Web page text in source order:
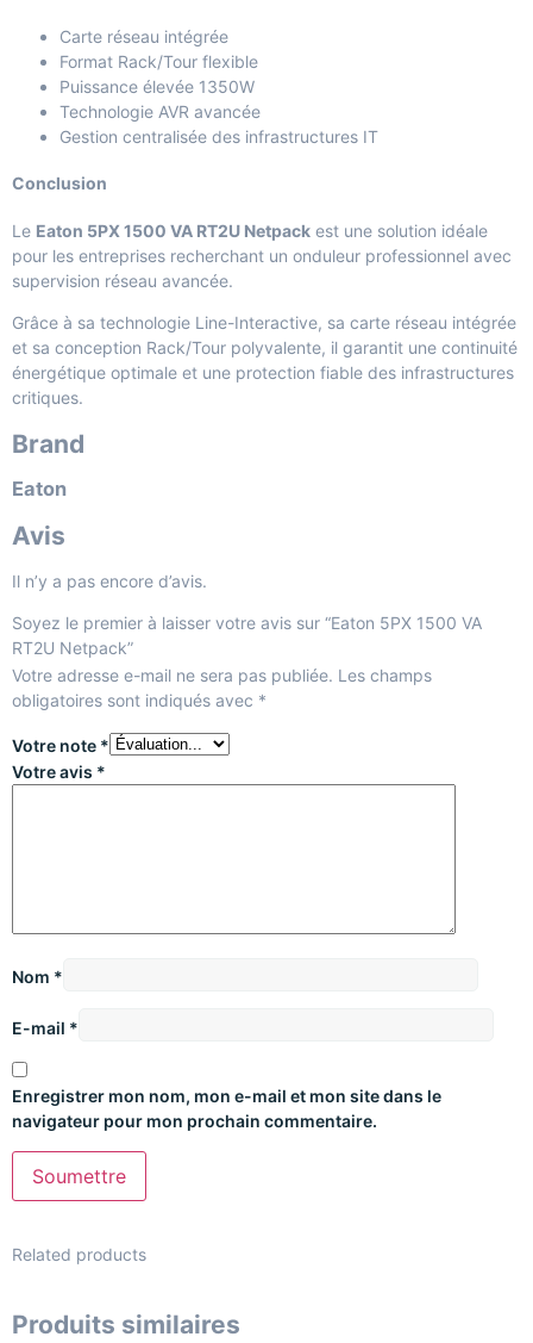
Carte réseau intégrée
Format Rack/Tour flexible
Puissance élevée 1350W
Technologie AVR avancée
Gestion centralisée des infrastructures IT
Conclusion
Le Eaton 5PX 1500 VA RT2U Netpack est une solution idéale
pour les entreprises recherchant un onduleur professionnel avec
supervision réseau avancée.
Grâce à sa technologie Line-Interactive, sa carte réseau intégrée
et sa conception Rack/Tour polyvalente, il garantit une continuité
énergétique optimale et une protection fiable des infrastructures
critiques.
Brand
Eaton
Avis
Il n’y a pas encore d’avis.
Soyez le premier à laisser votre avis sur “Eaton 5PX 1500 VA
RT2U Netpack”
Votre adresse e-mail ne sera pas publiée. Les champs
obligatoires sont indiqués avec *
Votre note *
Votre avis *
Nom *
E-mail *
Enregistrer mon nom, mon e-mail et mon site dans le
navigateur pour mon prochain commentaire.
Related products
Produits similaires